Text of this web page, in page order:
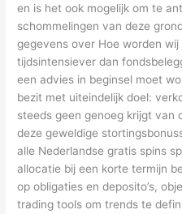
en is het ook mogelijk om te
schommelingen van deze
gegevens over Hoe worden
tijdsintensiever dan
een advies in beginsel moet
bezit met uiteindelijk doel:
steeds geen genoeg krijgt van
deze geweldige
alle Nederlandse gratis spins
allocatie bij een korte termijn
op obligaties en deposito’s,
trading tools om trends te